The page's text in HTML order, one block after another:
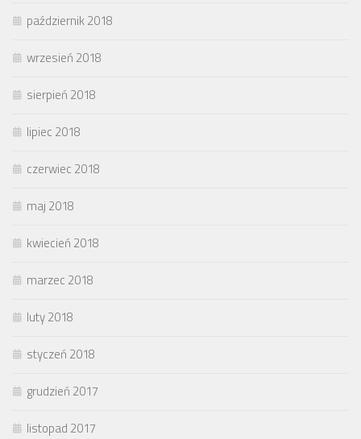
październik 2018
wrzesień 2018
sierpień 2018
lipiec 2018
czerwiec 2018
maj 2018
kwiecień 2018
marzec 2018
luty 2018
styczeń 2018
grudzień 2017
listopad 2017